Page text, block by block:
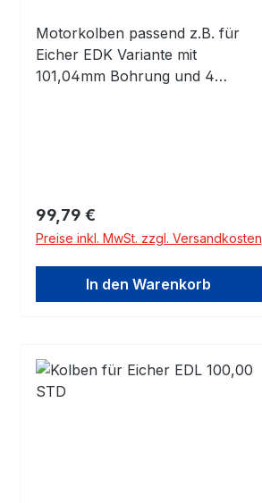
Motorkolben passend z.B. für
Eicher EDK Variante mit
101,04mm Bohrung und 4
Regulärer Preis:
99,79 €
Preise inkl. MwSt. zzgl. Versandkosten
In den Warenkorb